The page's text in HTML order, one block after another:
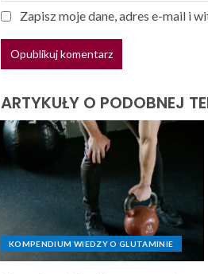
Zapisz moje dane, adres e-mail i
ARTYKUŁY O PODOBNEJ
KOMPENDIUM WIEDZY O GLUTAMINIE